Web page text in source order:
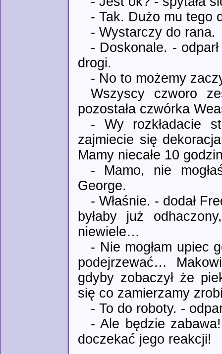
- Tak. Dużo mu tego
- Wystarczy do rana.
- Doskonale. -
drogi.
- No to możemy
Wszyscy czworo
pozostała czwórka
- Wy rozkładacie
zajmiecie się
Mamy niecałe 10
- Mamo, nie
George.
- Właśnie. - dodał
byłaby już
niewiele…
- Nie mogłam upiec
podejrzewać…
gdyby zobaczył że
się co zamierzamy
- To do roboty. -
- Ale będzie
doczekać jego reakcji!